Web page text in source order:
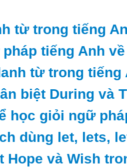
từ trong tiếng
tiếng Anh
từ trong tiếng
biệt During và
học giỏi ngữ
dùng let, lets,
Hope và Wish